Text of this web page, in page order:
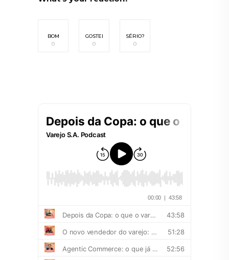
BOM
0
GOSTEI
0
SÉRIO?
0